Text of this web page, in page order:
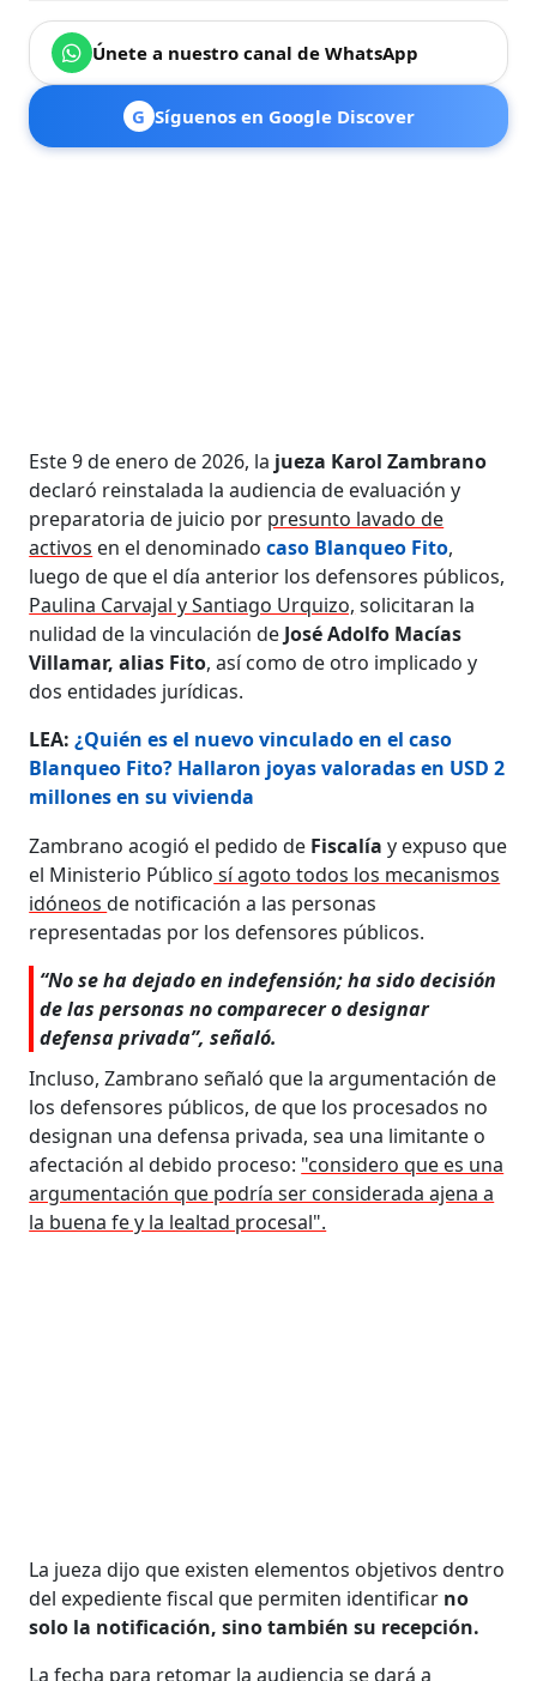
Únete a nuestro canal de WhatsApp
G Síguenos en Google Discover
Este 9 de enero de 2026, la jueza Karol Zambrano
declaró reinstalada la audiencia de evaluación y
preparatoria de juicio por presunto lavado de
activos en el denominadocaso Blanqueo Fito,
luego de que el día anterior los defensores públicos,
Paulina Carvajal y Santiago Urquizo, solicitaran la
nulidad de la vinculación de José Adolfo Macías
Villamar, alias Fito, así como de otro implicado y
dos entidades jurídicas.
LEA:¿Quién es el nuevo vinculado en el caso
Blanqueo Fito? Hallaron joyas valoradas en USD 2
millones en su vivienda
Zambrano acogió el pedido de Fiscalía y expuso que
el Ministerio Público sí agoto todos los mecanismos
idóneosde notificación a las personas
representadas por los defensores públicos.
“No se ha dejado en indefensión; ha sido decisión
de las personas no comparecer o designar
defensa privada”, señaló.
Incluso, Zambrano señaló que la argumentación de
los defensores públicos, de que los procesados no
designan una defensa privada, sea una limitante o
afectación al debido proceso: "considero que es una
argumentación que podría ser considerada ajena a
la buena fe y la lealtad procesal".
La jueza dijo que existen elementos objetivos dentro
del expediente fiscal que permiten identificar no
solo la notificación, sino también su recepción.
La fecha para retomar la audiencia se dará a